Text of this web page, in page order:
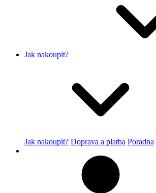
Jak nakoupit?
Jak nakoupit? Doprava a platba Poradna